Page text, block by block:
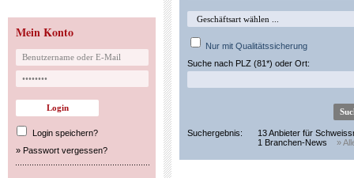
Mein Konto
Login speichern?
» Passwort vergessen?
Nur mit Qualitätssicherung
Suche nach PLZ (81*) oder Ort:
Suchergebnis:
13 Anbieter für
1 Branchen-News
»